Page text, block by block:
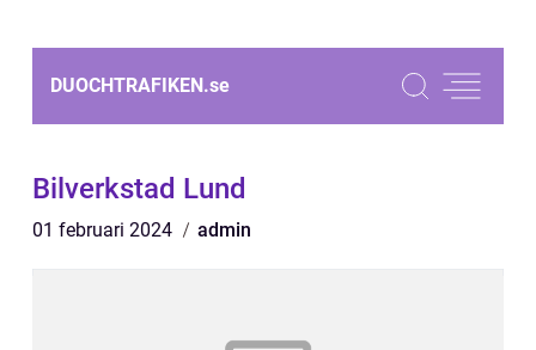
DUOCHTRAFIKEN.se
Bilverkstad Lund
01 februari 2024 admin